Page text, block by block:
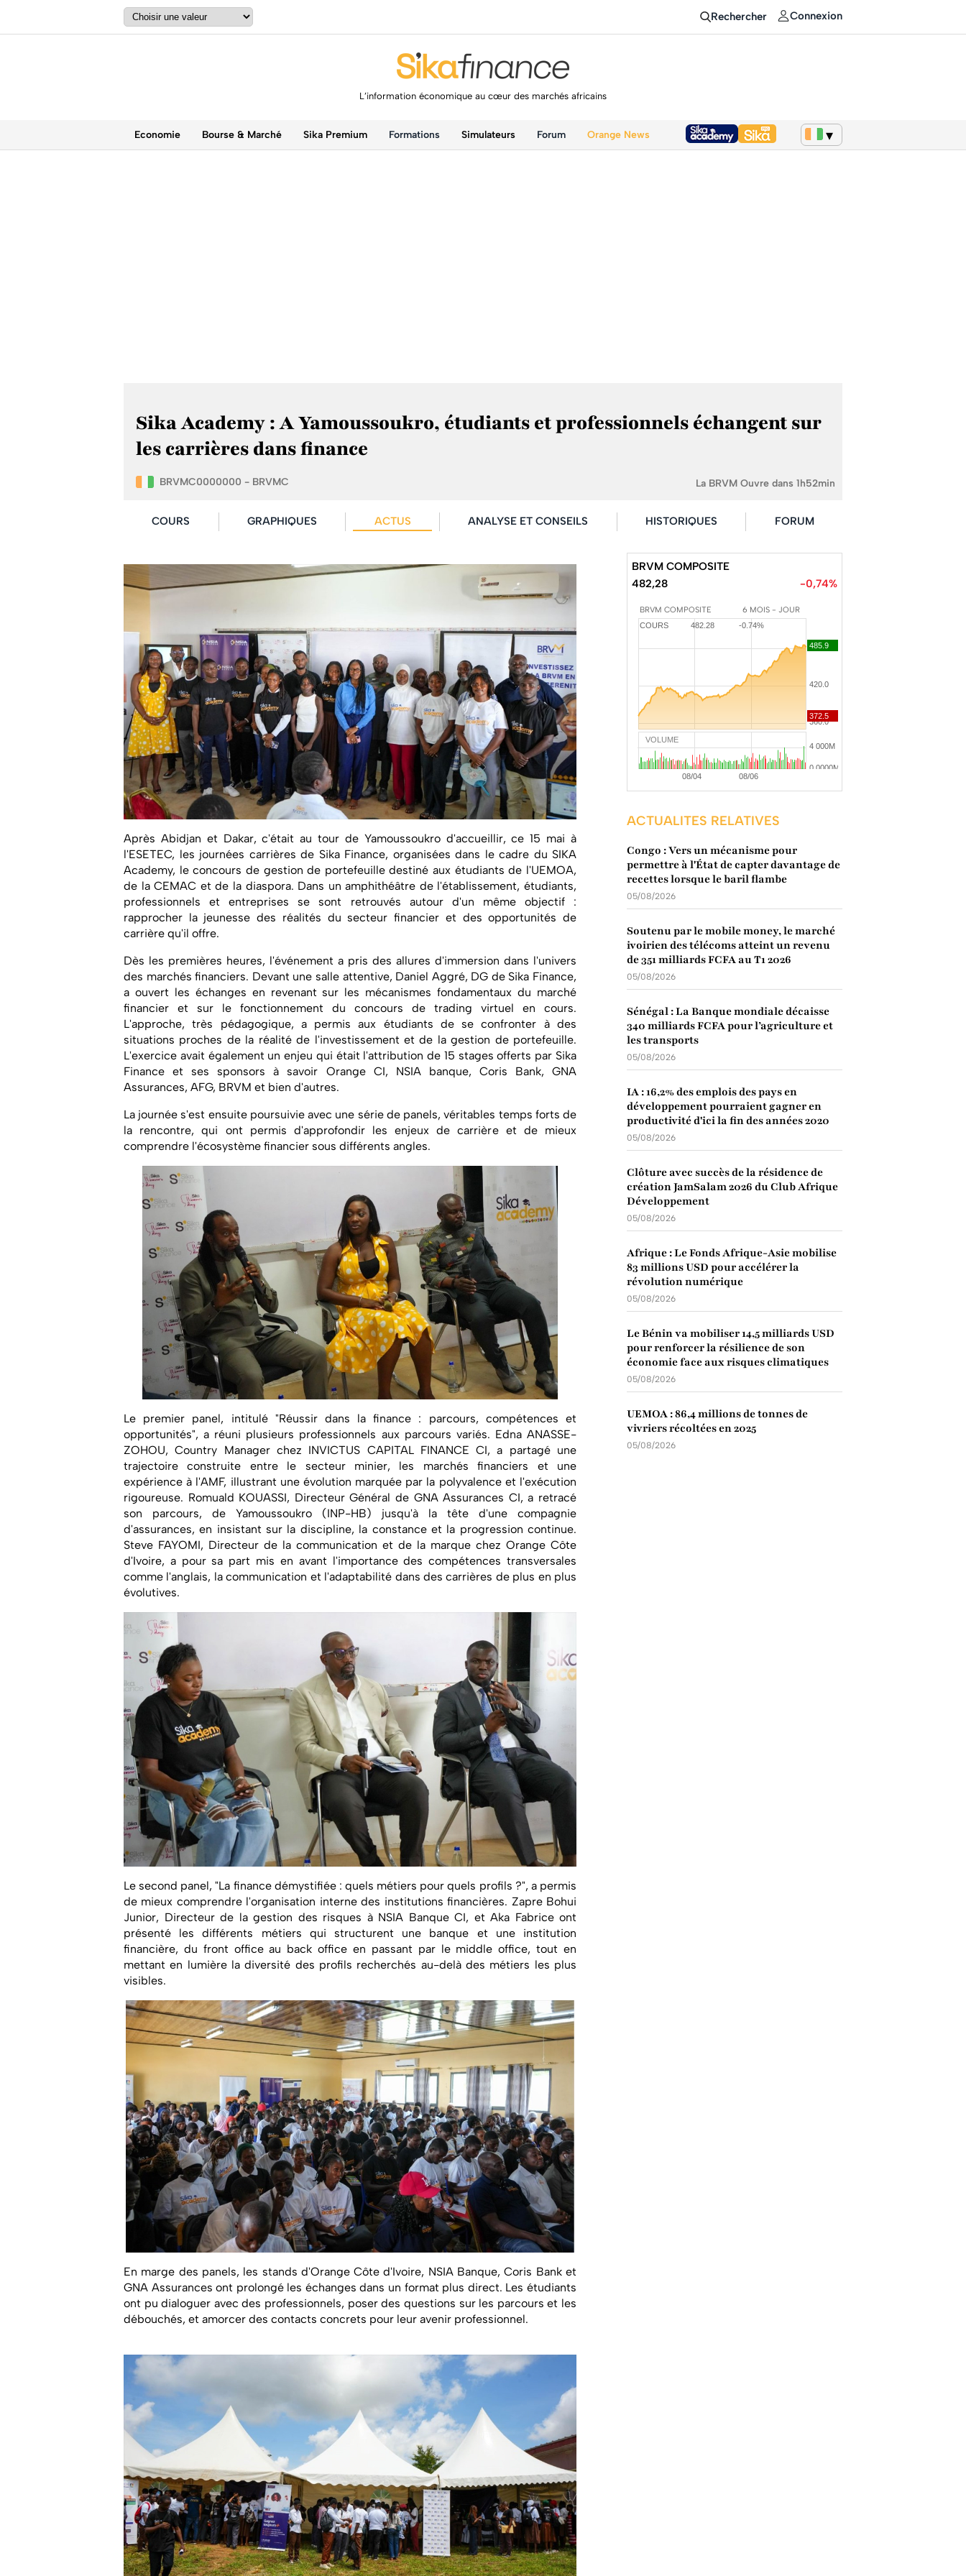
Rechercher Connexion
L’information économique au cœur des marchés africains
Economie Bourse & Marché Sika Premium Formations Simulateurs Forum Orange News
Sika Academy : A Yamoussoukro, étudiants et professionnels échangent sur
les carrières dans finance
BRVMC0000000 - BRVMC La BRVM Ouvre dans 1h52min
COURS GRAPHIQUES ACTUS ANALYSE ET CONSEILS HISTORIQUES FORUM
Après Abidjan et Dakar, c'était au tour de Yamoussoukro d'accueillir, ce 15 mai à
l'ESETEC, les journées carrières de Sika Finance, organisées dans le cadre du SIKA
Academy, le concours de gestion de portefeuille destiné aux étudiants de l'UEMOA,
de la CEMAC et de la diaspora. Dans un amphithéâtre de l'établissement, étudiants,
professionnels et entreprises se sont retrouvés autour d'un même objectif :
rapprocher la jeunesse des réalités du secteur financier et des opportunités de
carrière qu'il offre.
Dès les premières heures, l'événement a pris des allures d'immersion dans l'univers
des marchés financiers. Devant une salle attentive, Daniel Aggré, DG de Sika Finance,
a ouvert les échanges en revenant sur les mécanismes fondamentaux du marché
financier et sur le fonctionnement du concours de trading virtuel en cours.
L'approche, très pédagogique, a permis aux étudiants de se confronter à des
situations proches de la réalité de l'investissement et de la gestion de portefeuille.
L'exercice avait également un enjeu qui était l'attribution de 15 stages offerts par Sika
Finance et ses sponsors à savoir Orange CI, NSIA banque, Coris Bank, GNA
Assurances, AFG, BRVM et bien d'autres.
La journée s'est ensuite poursuivie avec une série de panels, véritables temps forts de
la rencontre, qui ont permis d'approfondir les enjeux de carrière et de mieux
comprendre l'écosystème financier sous différents angles.
Le premier panel, intitulé "Réussir dans la finance : parcours, compétences et
opportunités", a réuni plusieurs professionnels aux parcours variés. Edna ANASSE-
ZOHOU, Country Manager chez INVICTUS CAPITAL FINANCE CI, a partagé une
trajectoire construite entre le secteur minier, les marchés financiers et une
expérience à l'AMF, illustrant une évolution marquée par la polyvalence et l'exécution
rigoureuse. Romuald KOUASSI, Directeur Général de GNA Assurances CI, a retracé
son parcours, de Yamoussoukro (INP-HB) jusqu'à la tête d'une compagnie
d'assurances, en insistant sur la discipline, la constance et la progression continue.
Steve FAYOMI, Directeur de la communication et de la marque chez Orange Côte
d'Ivoire, a pour sa part mis en avant l'importance des compétences transversales
comme l'anglais, la communication et l'adaptabilité dans des carrières de plus en plus
évolutives.
Le second panel, "La finance démystifiée : quels métiers pour quels profils ?", a permis
de mieux comprendre l'organisation interne des institutions financières. Zapre Bohui
Junior, Directeur de la gestion des risques à NSIA Banque CI, et Aka Fabrice ont
présenté les différents métiers qui structurent une banque et une institution
financière, du front office au back office en passant par le middle office, tout en
mettant en lumière la diversité des profils recherchés au-delà des métiers les plus
visibles.
En marge des panels, les stands d'Orange Côte d'Ivoire, NSIA Banque, Coris Bank et
GNA Assurances ont prolongé les échanges dans un format plus direct. Les étudiants
ont pu dialoguer avec des professionnels, poser des questions sur les parcours et les
débouchés, et amorcer des contacts concrets pour leur avenir professionnel.
BRVM COMPOSITE
482,28
-0,74%
BRVM COMPOSITE 6 MOIS - JOUR
VOLUME
COURS 482.28 -0.74%
ACTUALITES RELATIVES
Congo : Vers un mécanisme pour
permettre à l'État de capter davantage de
recettes lorsque le baril flambe
05/08/2026
Soutenu par le mobile money, le marché
ivoirien des télécoms atteint un revenu
de 351 milliards FCFA au T1 2026
05/08/2026
Sénégal : La Banque mondiale décaisse
340 milliards FCFA pour l’agriculture et
les transports
05/08/2026
IA : 16,2% des emplois des pays en
développement pourraient gagner en
productivité d'ici la fin des années 2020
05/08/2026
Clôture avec succès de la résidence de
création JamSalam 2026 du Club Afrique
Développement
05/08/2026
Afrique : Le Fonds Afrique-Asie mobilise
83 millions USD pour accélérer la
révolution numérique
05/08/2026
Le Bénin va mobiliser 14,5 milliards USD
pour renforcer la résilience de son
économie face aux risques climatiques
05/08/2026
UEMOA : 86,4 millions de tonnes de
vivriers récoltées en 2025
05/08/2026